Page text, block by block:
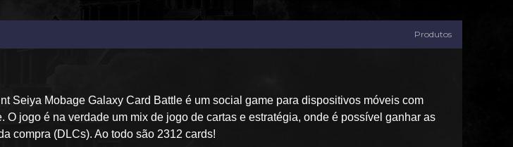
Produtos
Seiya Mobage Galaxy Card Battle é um social game para dispositivos móveis com
O jogo é na verdade um mix de jogo de cartas e estratégia, onde é possível ganhar as
compra (DLCs). Ao todo são 2312 cards!